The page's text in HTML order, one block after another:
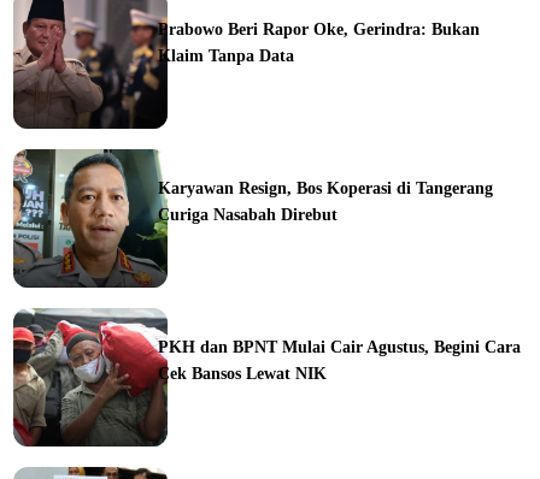
Prabowo Beri Rapor Oke, Gerindra: Bukan
Klaim Tanpa Data
Karyawan Resign, Bos Koperasi di Tangerang
Curiga Nasabah Direbut
PKH dan BPNT Mulai Cair Agustus, Begini Cara
Cek Bansos Lewat NIK